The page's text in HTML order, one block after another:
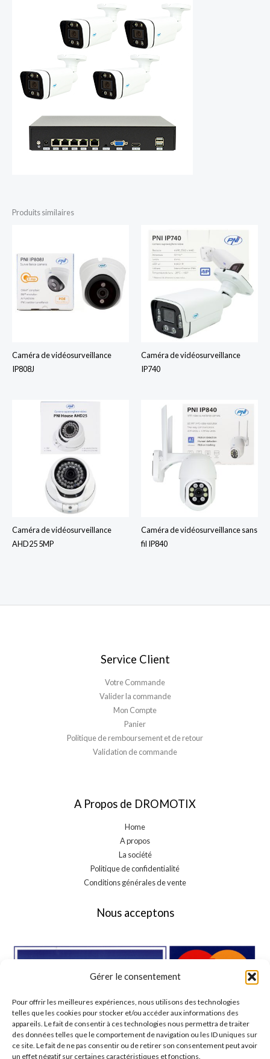
Gérer le consentement
Pour offrir les meilleures expériences, nous utilisons des technologies
telles que les cookies pour stocker et/ou accéder aux informations des
appareils. Le fait de consentir à ces technologies nous permettra de traiter
des données telles que le comportement de navigation ou les ID uniques sur
ce site. Le fait de ne pas consentir ou de retirer son consentement peut avoir
un effet négatif sur certaines caractéristiques et fonctions.
Produits similaires
Caméra de vidéosurveillance
IP808J
Caméra de vidéosurveillance
IP740
Caméra de vidéosurveillance
AHD25 5MP
Caméra de vidéosurveillance sans
fil IP840
Service Client
Votre Commande
Valider la commande
Mon Compte
Panier
Politique de remboursement et de retour
Validation de commande
A Propos de DROMOTIX
Home
A propos
La société
Politique de confidentialité
Conditions générales de vente
Nous acceptons